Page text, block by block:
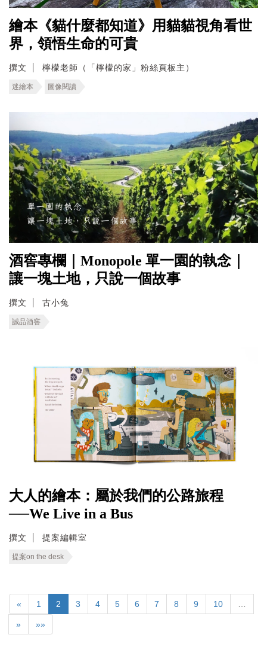
繪本《貓什麼都知道》用貓貓視角看世
界，領悟生命的可貴
撰文 檸檬老師（「檸檬的家」粉絲頁板主）
迷繪本 圖像閱讀
酒窖專欄｜Monopole 單一園的執念｜
讓一塊土地，只說一個故事
撰文 古小兔
誠品酒窖
大人的繪本：屬於我們的公路旅程
──We Live in a Bus
撰文 提案編輯室
提案on the desk
« 1 2 3 4 5 6 7 8 9 10
» »»